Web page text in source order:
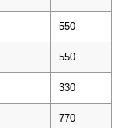
550
550
330
770